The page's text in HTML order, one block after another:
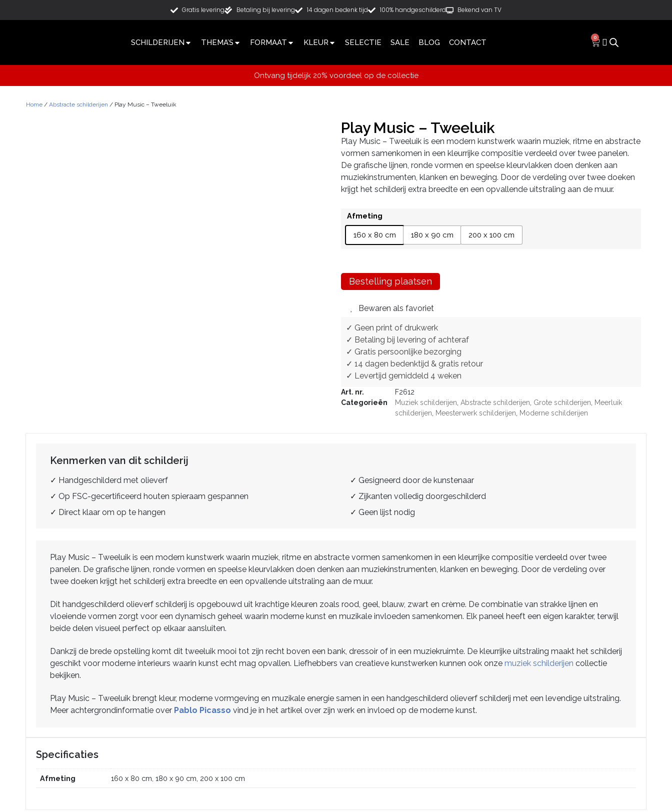
Gratis levering Betaling bij levering 14 dagen bedenk tijd 100% handgeschilderd Bekend van TV
SCHILDERIJEN THEMA’S FORMAAT KLEUR SELECTIE SALE BLOG CONTACT
0
Ontvang tijdelijk 20% voordeel op de collectie
Home / Abstracte schilderijen / Play Music – Tweeluik
Play Music – Tweeluik
Play Music – Tweeluik is een modern kunstwerk waarin muziek, ritme en abstracte
vormen samenkomen in een kleurrijke compositie verdeeld over twee panelen.
De grafische lijnen, ronde vormen en speelse kleurvlakken doen denken aan
muziekinstrumenten, klanken en beweging. Door de verdeling over twee doeken
krijgt het schilderij extra breedte en een opvallende uitstraling aan de muur.
Afmeting
160 x 80 cm 180 x 90 cm 200 x 100 cm
Bestelling plaatsen
Bewaren als favoriet
✓ Geen print of drukwerk
✓ Betaling bij levering of achteraf
✓ Gratis persoonlijke bezorging
✓ 14 dagen bedenktijd & gratis retour
✓ Levertijd gemiddeld 4 weken
Art. nr.
F2612
Categorieën
Muziek schilderijen Abstracte schilderijen Grote schilderijen
Meerluik
schilderijen
Meesterwerk schilderijen Moderne schilderijen
Kenmerken van dit schilderij
✓ Handgeschilderd met olieverf
✓ Gesigneerd door de kunstenaar
✓ Op FSC-gecertificeerd houten spieraam gespannen
✓ Zijkanten volledig doorgeschilderd
✓ Direct klaar om op te hangen
✓ Geen lijst nodig
Play Music – Tweeluik is een modern kunstwerk waarin muziek, ritme en abstracte vormen samenkomen in een kleurrijke compositie verdeeld over twee
panelen. De grafische lijnen, ronde vormen en speelse kleurvlakken doen denken aan muziekinstrumenten, klanken en beweging. Door de verdeling over
twee doeken krijgt het schilderij extra breedte en een opvallende uitstraling aan de muur.
Dit handgeschilderd olieverf schilderij is opgebouwd uit krachtige kleuren zoals rood, geel, blauw, zwart en crème. De combinatie van strakke lijnen en
vloeiende vormen zorgt voor een dynamisch geheel waarin moderne kunst en muzikale invloeden samenkomen. Elk paneel heeft een eigen karakter, terwijl
beide delen visueel perfect op elkaar aansluiten.
Dankzij de brede opstelling komt dit tweeluik mooi tot zijn recht boven een bank, dressoir of in een muziekruimte. De kleurrijke uitstraling maakt het schilderij
geschikt voor moderne interieurs waarin kunst echt mag opvallen. Liefhebbers van creatieve kunstwerken kunnen ook onze muziek schilderijen collectie
bekijken.
Play Music – Tweeluik brengt kleur, moderne vormgeving en muzikale energie samen in een handgeschilderd olieverf schilderij met een levendige uitstraling.
Meer achtergrondinformatie over Pablo Picasso vind je in het artikel over zijn werk en invloed op de moderne kunst.
Specificaties
Afmeting 160 x 80 cm, 180 x 90 cm, 200 x 100 cm